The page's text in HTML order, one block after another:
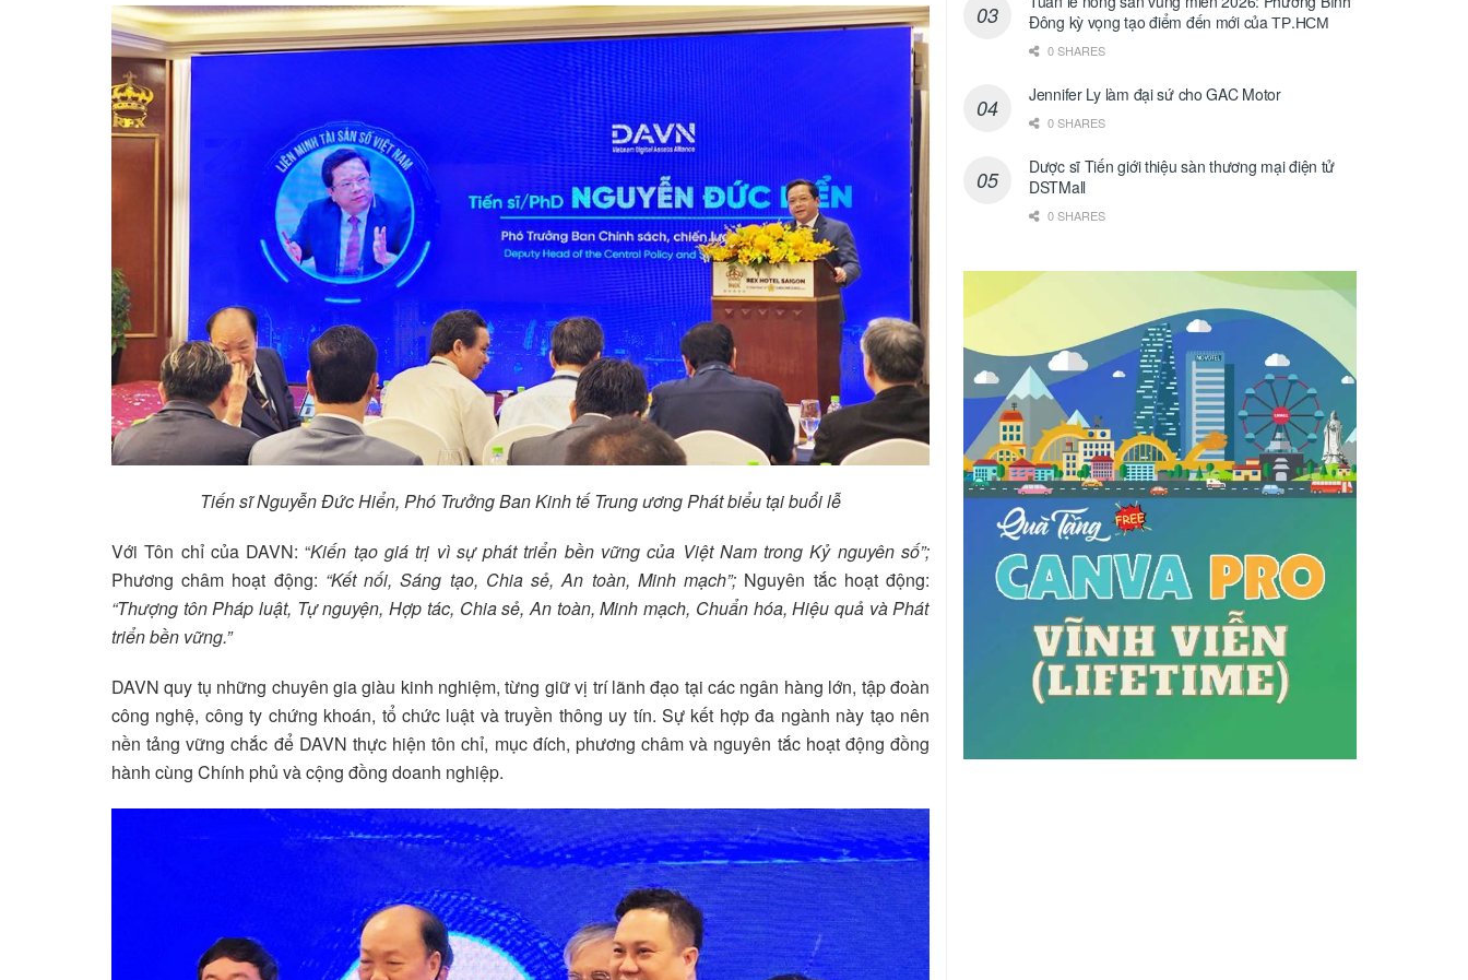
Tiến sĩ Nguyễn Đức Hiển, Phó Trưởng Ban Kinh tế Trung ương Phát biểu tại buổi lễ
Với Tôn chỉ của DAVN: “Kiến tạo giá trị vì sự phát triển bền vững của Việt Nam trong Kỷ nguyên số”;
Phương châm hoạt động: “Kết nối, Sáng tạo, Chia sẻ, An toàn, Minh mạch”; Nguyên tắc hoạt động:
“Thượng tôn Pháp luật, Tự nguyện, Hợp tác, Chia sẻ, An toàn, Minh mạch, Chuẩn hóa, Hiệu quả và Phát
triển bền vững.”
DAVN quy tụ những chuyên gia giàu kinh nghiệm, từng giữ vị trí lãnh đạo tại các ngân hàng lớn, tập đoàn
công nghệ, công ty chứng khoán, tổ chức luật và truyền thông uy tín. Sự kết hợp đa ngành này tạo nên
nền tảng vững chắc để DAVN thực hiện tôn chỉ, mục đích, phương châm và nguyên tắc hoạt động đồng
hành cùng Chính phủ và cộng đồng doanh nghiệp.
Đông kỳ vọng tạo điểm đến mới của ТР.НСМ
0 SHARES
Jennifer Ly làm đại sứ cho GAC Motor
0 SHARES
Dược sĩ Tiến giới thiệu sàn thương mại điện tử
DSTMall
0 SHARES